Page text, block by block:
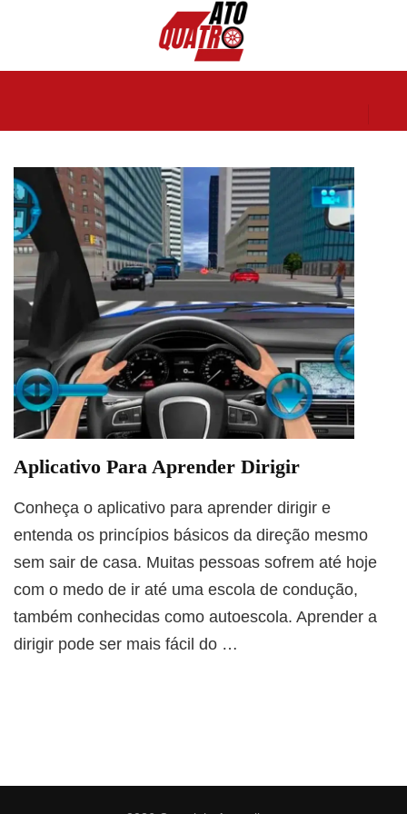
Aplicativo Para Aprender Dirigir
Conheça o aplicativo para aprender dirigir e
entenda os princípios básicos da direção mesmo
sem sair de casa. Muitas pessoas sofrem até hoje
com o medo de ir até uma escola de condução,
também conhecidas como autoescola. Aprender a
dirigir pode ser mais fácil do …